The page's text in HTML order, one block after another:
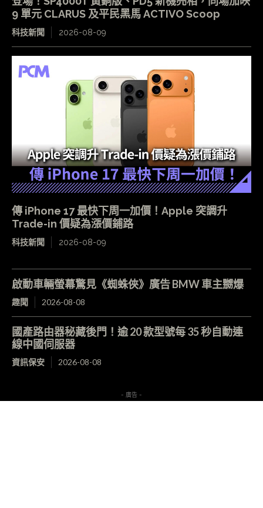
9 單元 CLARUS 及平民黑馬 ACTIVO Scoop
科技新聞 2026-08-09
傳 iPhone 17 最快下周一加價！Apple 突調升
Trade-in 價疑為漲價鋪路
科技新聞 2026-08-09
啟動車輛螢幕驚見《蜘蛛俠》廣告 BMW 車主嬲爆
趣聞 2026-08-08
國產路由器秘藏後門！逾 20 款型號每 35 秒自動連
線中國伺服器
資訊保安 2026-08-08
- 廣告 -